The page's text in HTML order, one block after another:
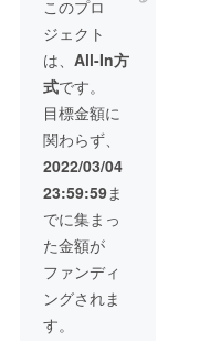
て頂き
ます。
載せて
ありま
すので
参考に
して頂
ければ
と思い
ます。
【ご紹
介内容
は①ア
カウン
トな宣
伝②飲
食点の
宣伝③
雑貨屋
ます。
投稿は
有効期
限：投
稿日
~2027
年3月
（以降
アカウ
ントが
継続す
る限り
有効）
となり
ます。
アカウ
ント宣
このプロ
ジェクト
は、 All-In方
式です。
目標金額に
関わらず、
2022/03/04
23:59:59ま
でに集まっ
た金額が
ファンディ
ングされま
す。